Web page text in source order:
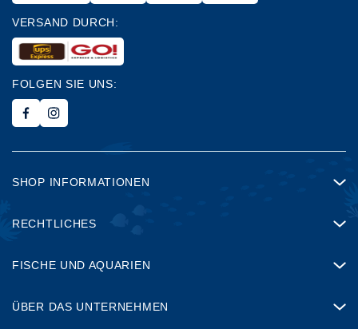
VERSAND DURCH:
FOLGEN SIE UNS:
SHOP INFORMATIONEN
RECHTLICHES
FISCHE UND AQUARIEN
ÜBER DAS UNTERNEHMEN